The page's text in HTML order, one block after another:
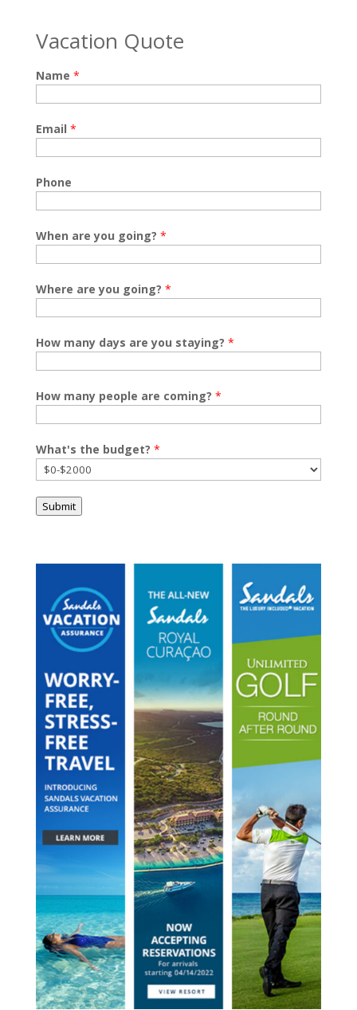
Vacation Quote
Name *
Email *
Phone
When are you going? *
Where are you going? *
How many days are you staying? *
How many people are coming? *
What's the budget? *
Submit